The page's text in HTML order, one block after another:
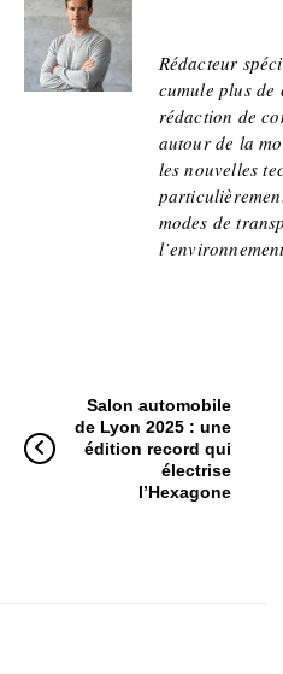
Rédacteur
cumule plus de
rédaction de
autour de la
les nouvelles
modes de
Salon automobile
de Lyon 2025 : une
édition record qui
électrise
l’Hexagone